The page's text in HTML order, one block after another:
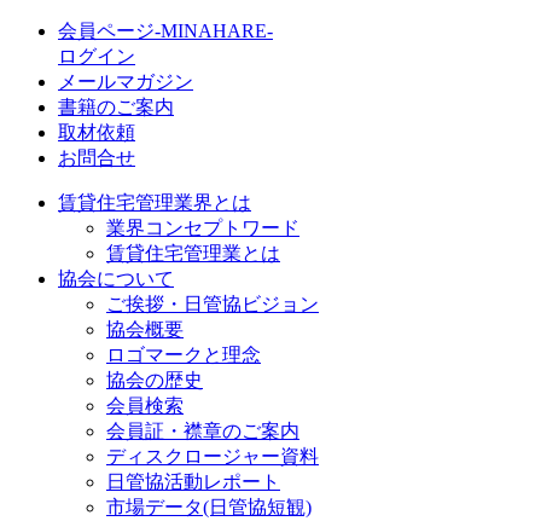
会員ページ-MINAHARE-
ログイン
メールマガジン
書籍のご案内
取材依頼
お問合せ
賃貸住宅管理業界とは
業界コンセプトワード
賃貸住宅管理業とは
協会について
ご挨拶・日管協ビジョン
協会概要
ロゴマークと理念
協会の歴史
会員検索
会員証・襟章のご案内
ディスクロージャー資料
日管協活動レポート
市場データ(日管協短観)